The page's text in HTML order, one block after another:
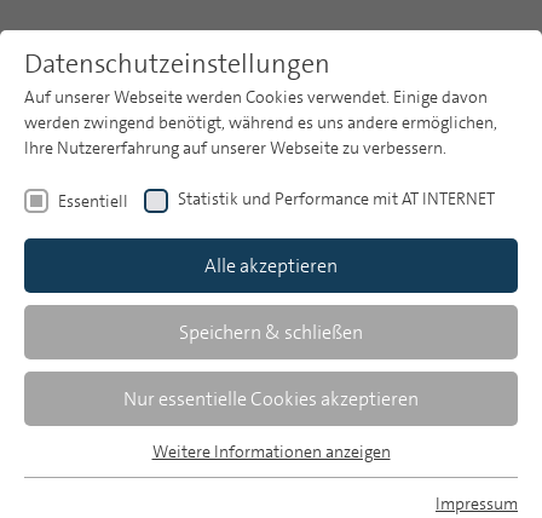
Publikationsarchiv
Heft 9
Radio, Podcasts und Audiostreaming:
Wirkung auditiver Angebote
Laut der ma 2020 Audio erreichen Audio- und
Radioangebote in Deutschland täglich etwa drei
Datenschutzeinstellungen
Auf unserer Webseite werden Cookies verwendet. Einige davon
werden zwingend benötigt, während es uns andere ermöglichen,
Ihre Nutzererfahrung auf unserer Webseite zu verbessern.
Essentiell Statistik und Performance mit AT INTERNET
Alle akzeptieren
Speichern & schließen
Nur essentielle Cookies akzeptieren
Essentielle Cookies werden für grundlegende Funktionen der
Weitere Informationen anzeigen
Impressum